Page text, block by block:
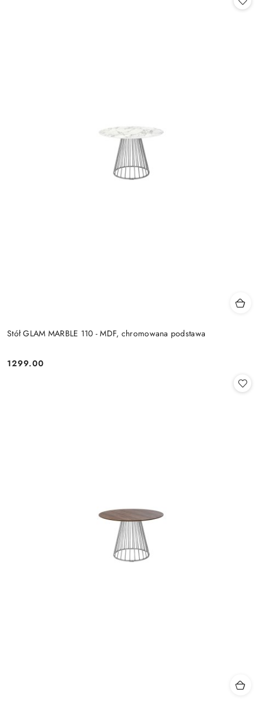
Stół GLAM MARBLE 110 - MDF, chromowana podstawa
Cena:
1299.00